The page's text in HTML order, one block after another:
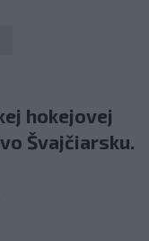
hokejovej
Švajčiarsku.